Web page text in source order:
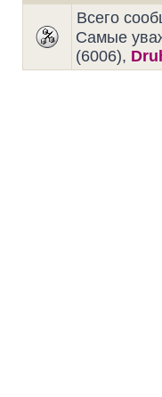
Всего
Самые
(6006),